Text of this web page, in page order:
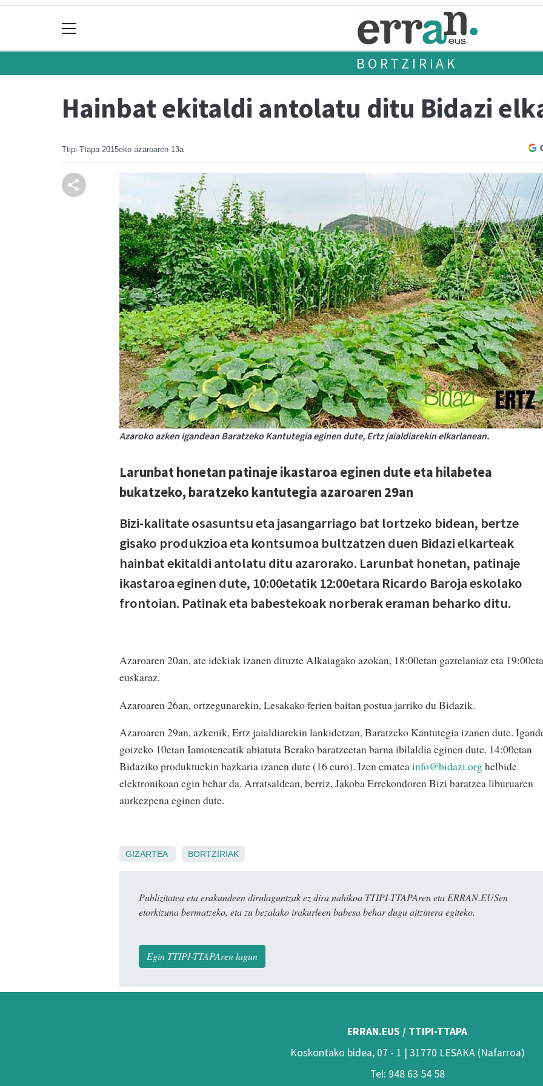
BORTZIRIAK
Hainbat ekitaldi antolatu ditu Bidazi
Ttipi-Ttapa 2015eko azaroaren 13a
Azaroko azken igandean Baratzeko Kantutegia eginen dute, Ertz jaialdiarekin elkarlanean.
Larunbat honetan patinaje ikastaroa eginen dute eta hilabetea
bukatzeko, baratzeko kantutegia azaroaren 29an
Bizi-kalitate osasuntsu eta jasangarriago bat lortzeko bidean, bertze
gisako produkzioa eta kontsumoa bultzatzen duen Bidazi elkarteak
hainbat ekitaldi antolatu ditu azarorako. Larunbat honetan, patinaje
ikastaroa eginen dute, 10:00etatik 12:00etara Ricardo Baroja eskolako
frontoian. Patinak eta babestekoak norberak eraman beharko ditu.
Azaroaren 20an, ate idekiak izanen dituzte Alkaiagako azokan, 18:00etan gaztelaniaz eta
euskaraz.
Azaroaren 26an, ortzegunarekin, Lesakako ferien baitan postua jarriko du Bidazik.
Azaroaren 29an, azkenik, Ertz jaialdiarekin lankidetzan, Baratzeko Kantutegia izanen dute.
goizeko 10etan Iamoteneatik abiatuta Berako baratzeetan barna ibilaldia eginen dute. 14:00etan
Bidaziko produktuekin bazkaria izanen dute (16 euro). Izen emateainfo@bidazi.orghelbide
elektronikoan egin behar da. Arratsaldean, berriz, Jakoba Errekondoren Bizi baratzea liburuaren
aurkezpena eginen dute.
GIZARTEA BORTZIRIAK
Publizitatea eta erakundeen dirulaguntzak ez dira nahikoa TTIPI-TTAPAren eta ERRAN.EUSen
etorkizuna bermatzeko, eta zu bezalako irakurleen babesa behar dugu aitzinera egiteko.
Egin TTIPI-TTAPAren lagun
ERRAN.EUS / TTIPI-TTAPA
Koskontako bidea, 07 - 1 | 31770 LESAKA (Nafarroa)
Tel: 948 63 54 58